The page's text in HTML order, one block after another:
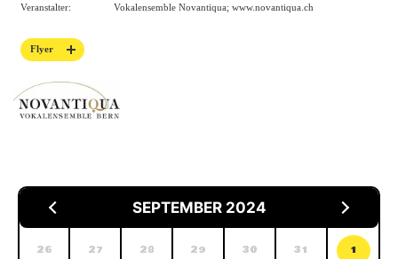
Veranstalter:
Vokalensemble Novantiqua; www.novantiqua.ch
Flyer
SEPTEMBER 2024
26 27 28 29 30 31 1